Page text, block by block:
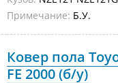
Примечание: Б.У.
Ковер пола
FE 2000 (б/у)